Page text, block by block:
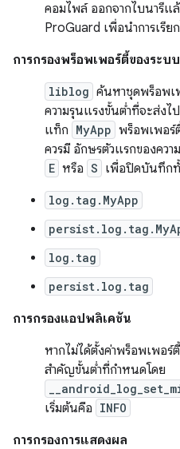
คอมไพล์ ออกจากไบนารีแ
ProGuard เพื่อนำการเรีย
การกรองพร็อพเพอร์ตี้ของระบบ
liblog ค้นหาชุดพร็อพเ
ความรุนแรงขั้นต่ำที่จะส่งไ
แท็ก MyApp พร็อพเพอร์
ควรมี อักษรตัวแรกของควา
E หรือ S เพื่อปิดบันทึก
log.tag.MyApp
log.tag
persist.log.tag
การกรองแอปพลิเคชัน
หากไม่ได้ตั้งค่าพร็อพเพอร์
สำคัญขั้นต่ำที่กำหนดโดย
เริ่มต้นคือ INFO
การกรองการแสดงผล